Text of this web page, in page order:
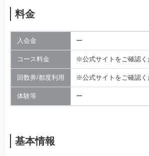
料金
入会金 ー
コース料金 ※公式サイトをご確認く
回数券/都度利用 ※公式サイトをご確認く
体験等 ー
基本情報